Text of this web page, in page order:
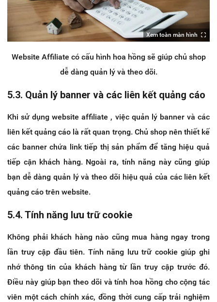
Xem toàn màn hình
Website Affiliate có cấu hình hoa hồng sẽ giúp chủ shop
dễ dàng quản lý và theo dõi.
5.3. Quản lý banner và các liên kết quảng cáo
Khi sử dụng website affiliate , việc quản lý banner và các
liên kết quảng cáo là rất quan trọng. Chủ shop nên thiết kế
các banner chứa link tiếp thị sản phẩm để tăng hiệu quả
tiếp cận khách hàng. Ngoài ra, tính năng này cũng giúp
bạn dễ dàng quản lý và theo dõi hiệu quả của các liên kết
quảng cáo trên website.
5.4. Tính năng lưu trữ cookie
Không phải khách hàng nào cũng mua hàng ngay trong
lần truy cập đầu tiên. Tính năng lưu trữ cookie giúp ghi
nhớ thông tin của khách hàng từ lần truy cập trước đó.
Điều này giúp bạn theo dõi và tính hoa hồng cho cộng tác
viên một cách chính xác, đồng thời cung cấp trải nghiệm